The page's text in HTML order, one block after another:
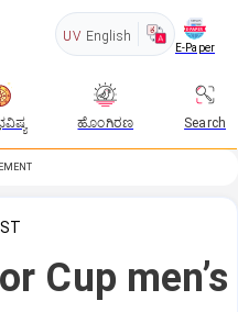
UV English
E-Paper
ಹೊಂಗಿರಣ Search
Cup men’s